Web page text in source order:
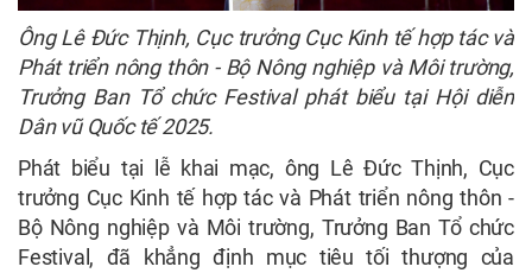
Ông Lê Đức Thịnh, Cục trưởng Cục Kinh tế hợp tác và
Phát triển nông thôn - Bộ Nông nghiệp và Môi trường,
Trưởng Ban Tổ chức Festival phát biểu tại Hội diễn
Dân vũ Quốc tế 2025.
Phát biểu tại lễ khai mạc, ông Lê Đức Thịnh, Cục
trưởng Cục Kinh tế hợp tác và Phát triển nông thôn -
Bộ Nông nghiệp và Môi trường, Trưởng Ban Tổ chức
Festival, đã khẳng định mục tiêu tối thượng của